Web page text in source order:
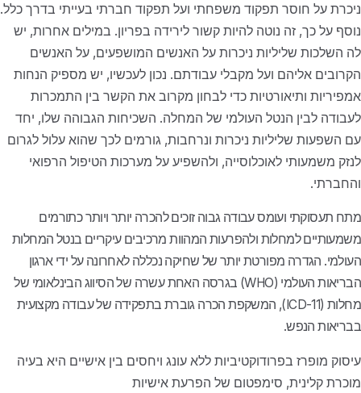
ניכרת על חוסר תפקוד משפחתי ועל תפקוד חברתי בעייתי בדרך כלל.
נוסף על כך, זה נוטה להיות קשור לירידה בפריון. במילים אחרות, יש
לה השלכות שליליות ניכרות על האנשים המושפעים, על האנשים
הקרובים אליהם ועל מקבלי עבודתם. נכון לעכשיו, יש מספיק הנחות
אמפיריות ותיאורטיות כדי לבחון מקרוב את הקשר בין התמכרות
לעבודה לבין הנטל העולמי של המחלה. השכיחות הגבוהה שלו, יחד
עם השפעות שליליות ניכרות ונרחבות, גורמים לכך שהוא עלול לגרום
לנזק משמעותי לאוכלוסייה, ולהשפיע על מערכות הטיפול הרפואי
והחברתי.
מתח תעסוקתי ועומס עבודה גבוה זוכים להכרה יותר ויותר כתורמים
משמעותיים למחלות ולהפרעות המהוות מרכיבים עיקריים בנטל המחלות
העולמי. הגדרה מפורטת יותר של שחיקה נכללה לאחרונה על ידי ארגון
הבריאות העולמי (WHO) בגרסה האחת עשרה של הסיווג הבינלאומי של
מחלות (ICD-11), המשקפת הכרה גוברת בתפקידה של עבודה מקצועית
בבריאות הנפש.
עיסוק מופרז בפרודוקטיביות ללא עונג ויחסים בין אישיים היא בעיה
מוכרת קלינית, סימפטום של הפרעת אישיות